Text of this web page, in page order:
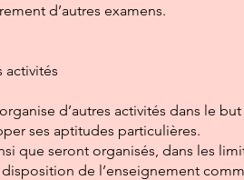
d’autres examens.
activités
organise d’autres activités dans le
ses aptitudes particulières.
que seront organisés, dans les
disposition de l’enseignement